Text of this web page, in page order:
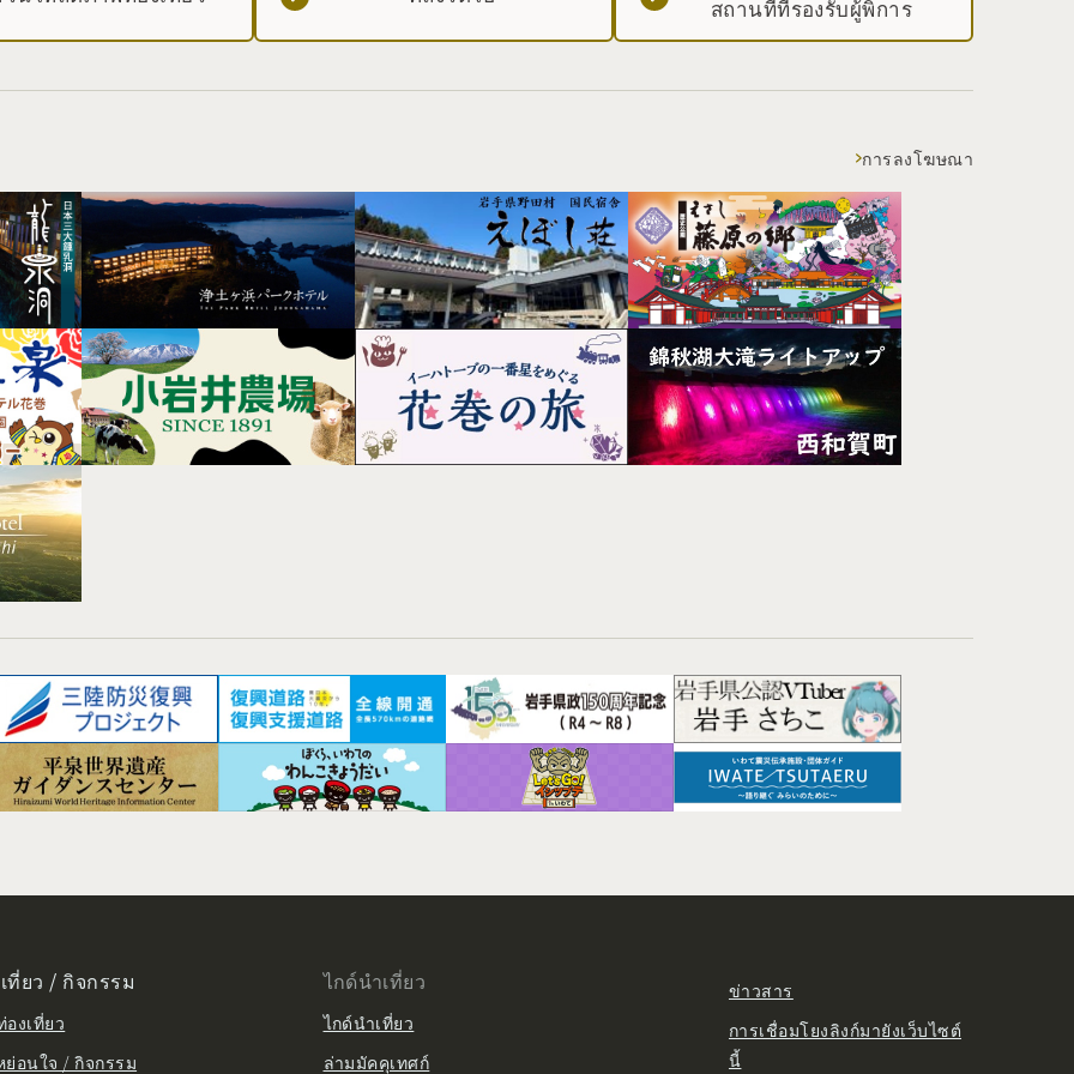
สถานที่ที่รองรับผู้พิการ
การลงโฆษณา
ที่ยว / กิจกรรม
งเที่ยว
อนใจ / กิจกรรม
ไกด์นำเที่ยว
ไกด์นำเที่ยว
ล่ามมัคคุเทศก์
ข่าวสาร
การเชื่อมโยงลิงก์มายังเว็บไซต์
นี้